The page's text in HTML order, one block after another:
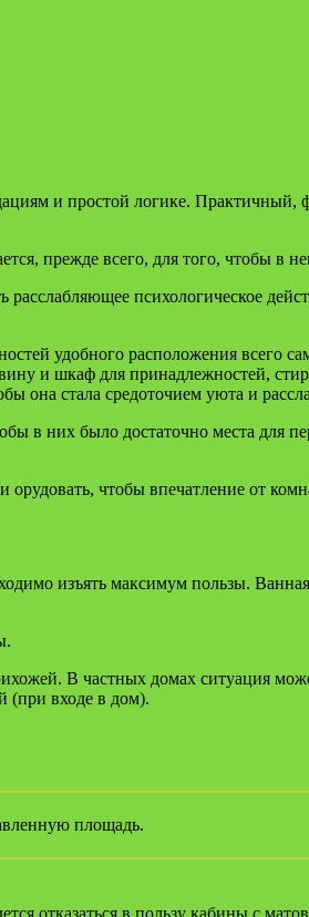
и простой логике. Практичный,
прежде всего, для того, чтобы в
психологическое
удобного расположения всего
и шкаф для принадлежностей,
стала средоточием уюта и
в них было достаточно места для
орудовать, чтобы впечатление от
изъять максимум пользы.
В частных домах ситуация
(при входе в дом).
площадь.
отказаться в пользу кабины с